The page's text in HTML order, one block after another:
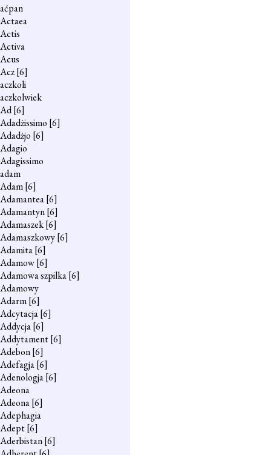
aćpan
Actaea
Actis
Activa
Acus
Acz[6]
aczkoli
aczkolwiek
Ad[6]
Adadżissimo [6]
Adadżjo [6]
Adagio
Adagissimo
adam
Adam[6]
Adamantea[6]
Adamantyn[6]
Adamaszek[6]
Adamaszkowy[6]
Adamita[6]
Adamow[6]
Adamowa szpilka[6]
Adamowy
Adarm[6]
Adcytacja[6]
Addycja[6]
Addytament[6]
Adebon[6]
Adefagja[6]
Adenologja[6]
Adeona
Adeona[6]
Adephagia
Adept[6]
Aderbistan[6]